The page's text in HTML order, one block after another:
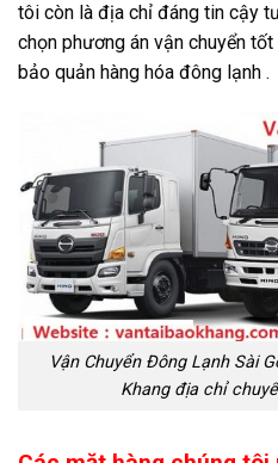
tôi còn là địa chỉ đáng tin cậy
chọn phương án vận chuyển
bảo quản hàng hóa đông lạnh .
Vận Chuyển Đông Lạnh Sài
Khang địa chỉ